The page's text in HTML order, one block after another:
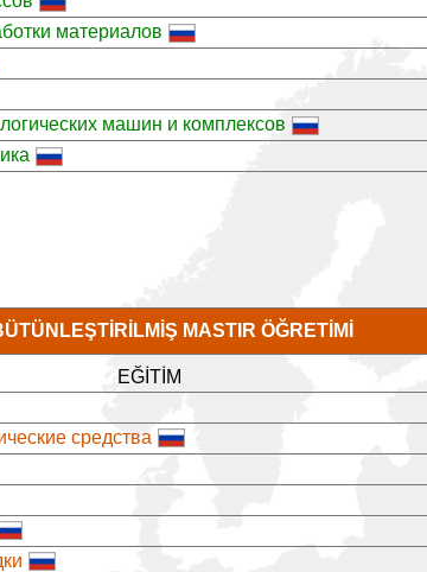
материалов
машин и комплексов
MASTIR ÖĞRETIMI
EĞITIM
средства